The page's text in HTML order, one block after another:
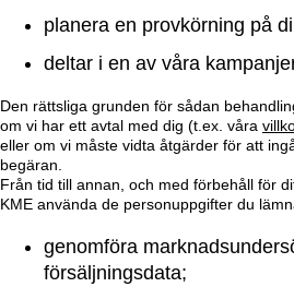
planera en provkörning på
deltar i en av våra
Den rättsliga grunden för sådan
om vi har ett avtal med dig (t.ex. våra
eller om vi måste vidta åtgärder för att
begäran.
Från tid till annan, och med förbehåll för
KME använda de personuppgifter du
genomföra
försäljningsdata;